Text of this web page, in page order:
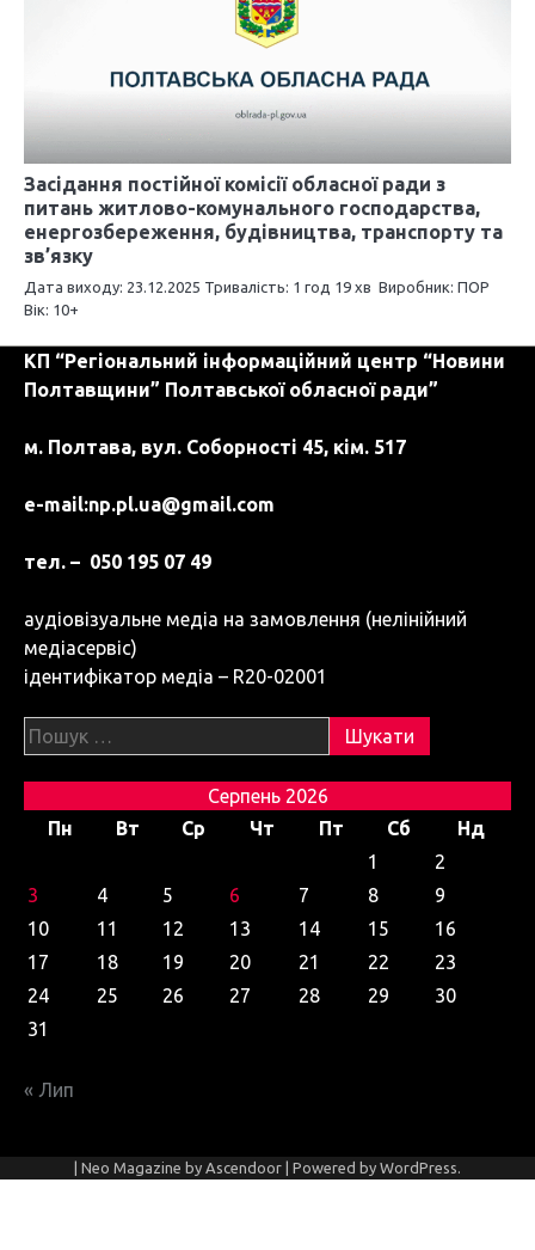
Засідання постійної комісії обласної ради з
питань житлово-комунального господарства,
енергозбереження, будівництва, транспорту та
зв’язку
Дата виходу: 23.12.2025 Тривалість: 1 год 19 хв Виробник: ПОР
Вік: 10+
КП “Регіональний інформаційний центр “Новини
Полтавщини” Полтавської обласної ради”
м. Полтава, вул. Соборності 45, кім. 517
e-mail:np.pl.ua@gmail.com
тел. – 050 195 07 49
аудіовізуальне медіа на замовлення (нелінійний
медіасервіс)
ідентифікатор медіа – R20-02001
Пошук:
Серпень 2026
Пн
Вт Ср Чт Пт Сб
Нд
1
2
3
4 5 6 7 8
9
10
11 12 13 14 15
16
17
18 19 20 21 22
23
24
25 26 27 28 29
30
31
« Лип
| Neo Magazine by Ascendoor | Powered by WordPress